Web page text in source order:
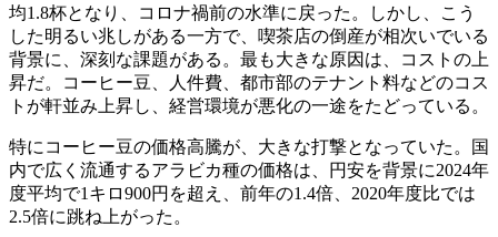
均1.8杯となり、コロナ禍前の水準に戻った。しかし、こう
した明るい兆しがある一方で、喫茶店の倒産が相次いでいる
背景に、深刻な課題がある。最も大きな原因は、コストの上
昇だ。コーヒー豆、人件費、都市部のテナント料などのコス
トが軒並み上昇し、経営環境が悪化の一途をたどっている。
特にコーヒー豆の価格高騰が、大きな打撃となっていた。国
内で広く流通するアラビカ種の価格は、円安を背景に2024年
度平均で1キロ900円を超え、前年の1.4倍、2020年度比では
2.5倍に跳ね上がった。